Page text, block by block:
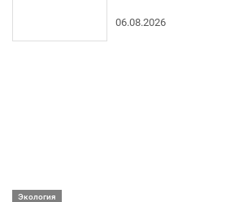
06.08.2026
Экология